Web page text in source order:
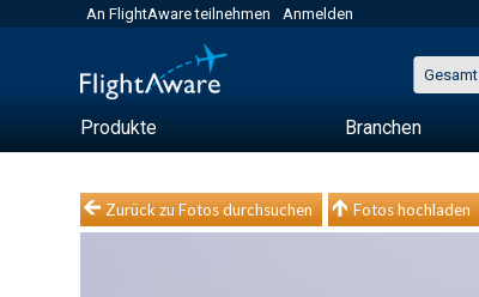
An FlightAware teilnehmen Anmelden
Gesamt
Produkte Branchen
Zurück zu Fotos durchsuchen Fotos hochladen